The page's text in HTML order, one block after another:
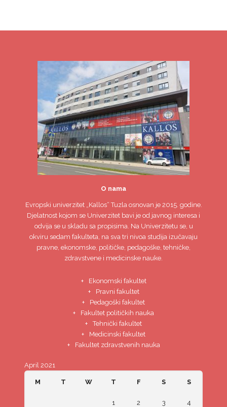
O nama
Evropski univerzitet„Kallos“ Tuzla osnovan je 2015. godine.
Djelatnost kojom se Univerzitet bavi je od javnog interesa i
odvija se u skladu sa propisima. Na Univerzitetu se, u
okviru sedam fakulteta, na sva tri nivoa studija izučavaju
pravne, ekonomske, političke, pedagoške, tehničke,
zdravstvene i medicinske nauke.
Ekonomski fakultet
Pravni fakultet
Pedagoški fakultet
Fakultet političkih nauka
Tehnički fakultet
Medicinski fakultet
Fakultet zdravstvenih nauka
April 2021
M T W T F S S
1 2 3 4